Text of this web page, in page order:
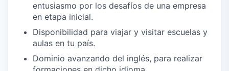
entusiasmo por los desafíos de una empresa
en etapa inicial.
Disponibilidad para viajar y visitar escuelas y
aulas en tu país.
Dominio avanzando del inglés, para realizar